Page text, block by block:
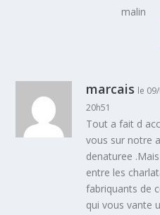
malin
marcais le
20h51
Tout a fait d
vous sur notre
denaturee
entre les
fabriquants de
qui vous vante